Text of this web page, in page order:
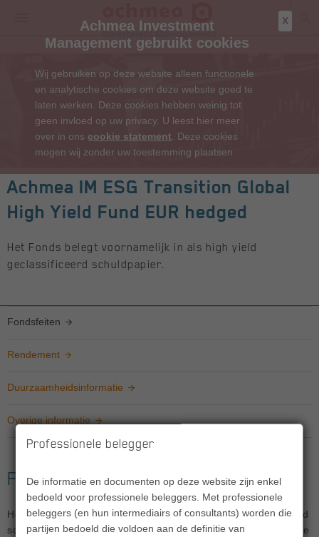
Achmea Investment
Management gebruikt cookies
Wij gebruiken op deze website alleen functionele
en analytische cookies om deze website goed te
laten werken. Deze cookies hebben weinig tot
geen invloed op uw privacy. U leest hier meer
over in ons cookie statement . Deze cookies
mogen wij zonder uw toestemming plaatsen
X
Professionele belegger
De informatie en documenten op deze website zijn enkel
bedoeld voor professionele beleggers. Met professionele
beleggers (en hun intermediairs of consultants) worden die
partijen bedoeld die voldoen aan de definitie van
Achmea IM ESG Transition Global
High Yield Fund EUR hedged
Het Fonds belegt voornamelijk in als high yield
geclassificeerd schuldpapier.
Fondsfeiten
Rendement
Duurzaamheidsinformatie
Overige informatie
Fondsfeiten
Het Fonds belegt voornamelijk in als high yield geclassificeerd
schuldpapier. Het Fonds beoogt door actief beheer op langere